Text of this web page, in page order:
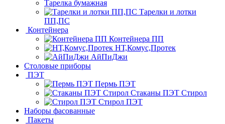
Тарелка бумажная
Тарелки и лотки
ПП,ПС
Контейнера
Контейнера ПП
НТ,Комус,Протек
АйПиДжи
Столовые приборы
ПЭТ
Пермь ПЭТ
Стаканы ПЭТ Стирол
Стирол ПЭТ
Наборы фасованные
Пакеты